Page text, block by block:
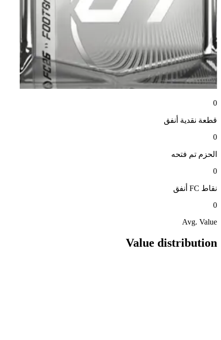
0
قطعة نقدية أنفق
0
الحزم تم فتحه
0
نقاط FC
أنفق
0
Avg. Value
Value distribution